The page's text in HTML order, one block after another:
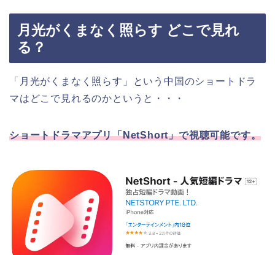
月光がくまなく照らす どこで見れ
る？
「月光がくまなく照らす 」
という中国のショートドラ
マはどこで見れるのかというと・・・
ショートドラマアプリ「NetShort」で視聴可能です。